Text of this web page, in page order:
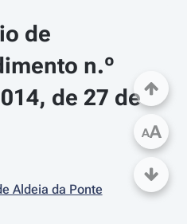
de
n.º
de 27 de
Aldeia da Ponte
AA